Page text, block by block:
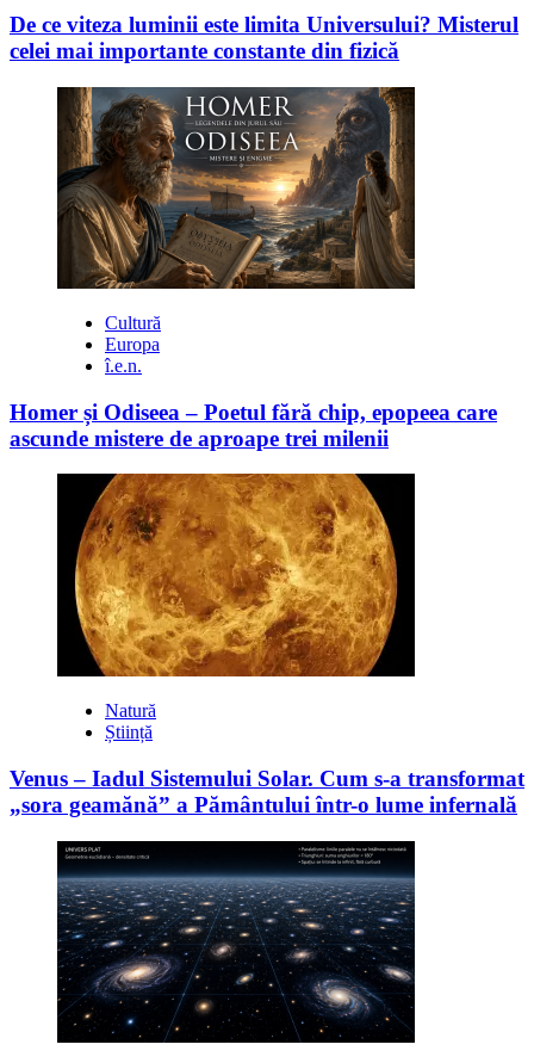
De ce viteza luminii este limita Universului? Misterul
celei mai importante constante din fizică
Cultură
Europa
î.e.n.
Homer și Odiseea – Poetul fără chip, epopeea care
ascunde mistere de aproape trei milenii
Natură
Știință
Venus – Iadul Sistemului Solar. Cum s-a transformat
„sora geamănă” a Pământului într-o lume infernală